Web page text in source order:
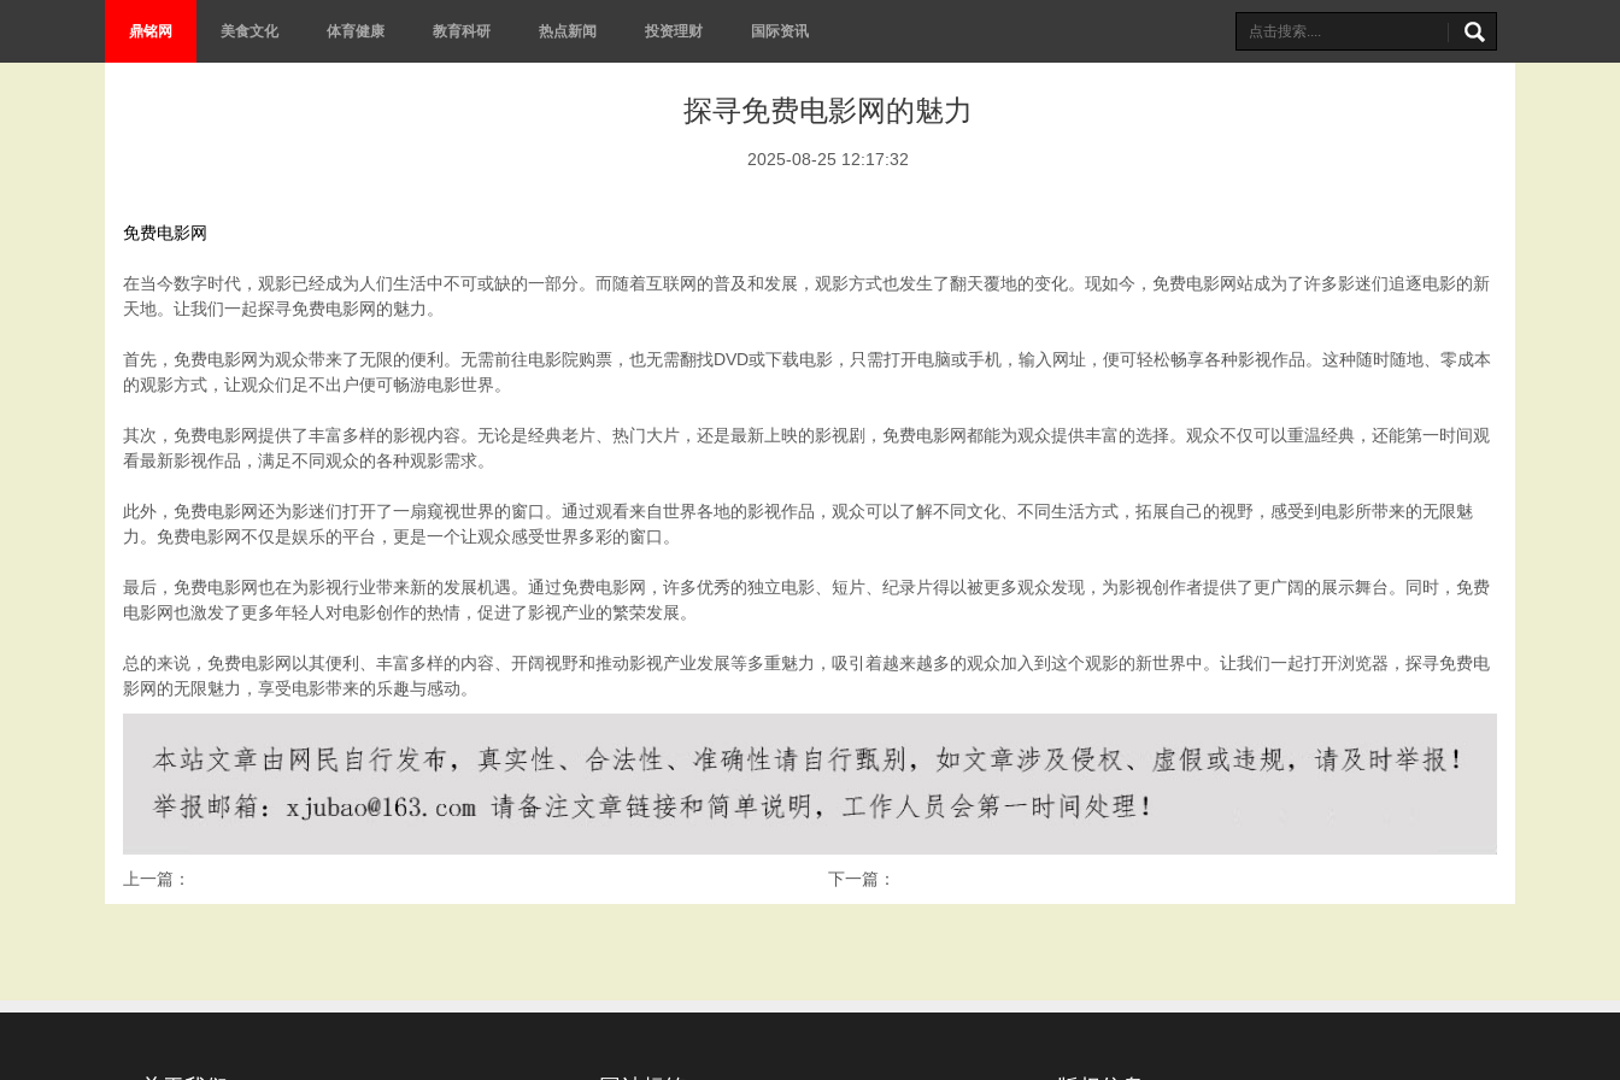
鼎铭网 美食文化 体育健康 教育科研 热点新闻 投资理财 国际资讯
探寻免费电影网的魅力
2025-08-25 12:17:32
免费电影网
在当今数字时代，观影已经成为人们生活中不可或缺的一部分。而随着互联网的普及和发展，观影方式也发生了翻天覆地的变化。现如今，免费电影网站成为了许多影迷们追逐电影的新
天地。让我们一起探寻免费电影网的魅力。
首先，免费电影网为观众带来了无限的便利。无需前往电影院购票，也无需翻找DVD或下载电影，只需打开电脑或手机，输入网址，便可轻松畅享各种影视作品。这种随时随地、零成本
的观影方式，让观众们足不出户便可畅游电影世界。
其次，免费电影网提供了丰富多样的影视内容。无论是经典老片、热门大片，还是最新上映的影视剧，免费电影网都能为观众提供丰富的选择。观众不仅可以重温经典，还能第一时间观
看最新影视作品，满足不同观众的各种观影需求。
此外，免费电影网还为影迷们打开了一扇窥视世界的窗口。通过观看来自世界各地的影视作品，观众可以了解不同文化、不同生活方式，拓展自己的视野，感受到电影所带来的无限魅
力。免费电影网不仅是娱乐的平台，更是一个让观众感受世界多彩的窗口。
最后，免费电影网也在为影视行业带来新的发展机遇。通过免费电影网，许多优秀的独立电影、短片、纪录片得以被更多观众发现，为影视创作者提供了更广阔的展示舞台。同时，免费
电影网也激发了更多年轻人对电影创作的热情，促进了影视产业的繁荣发展。
总的来说，免费电影网以其便利、丰富多样的内容、开阔视野和推动影视产业发展等多重魅力，吸引着越来越多的观众加入到这个观影的新世界中。让我们一起打开浏览器，探寻免费电
影网的无限魅力，享受电影带来的乐趣与感动。
上一篇： 下一篇：